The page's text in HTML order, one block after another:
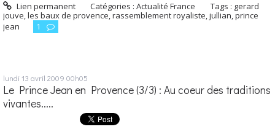
Lien permanent Catégories :Actualité France Tags : gerard
jouve,les baux de provence,rassemblement royaliste,jullian,prince
jean
1
lundi 13 avril 2009 00h05
Le Prince Jean en Provence (3/3) : Au coeur des traditions
vivantes.....